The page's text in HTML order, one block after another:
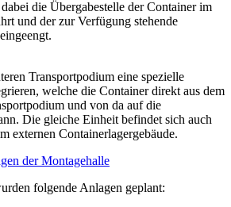
die Übergabestelle der Container im
und der zur Verfügung stehende
Transportpodium eine spezielle
welche die Container direkt aus dem
und von da auf die
Die gleiche Einheit befindet sich auch
externen Containerlagergebäude.
der Montagehalle
folgende Anlagen geplant: